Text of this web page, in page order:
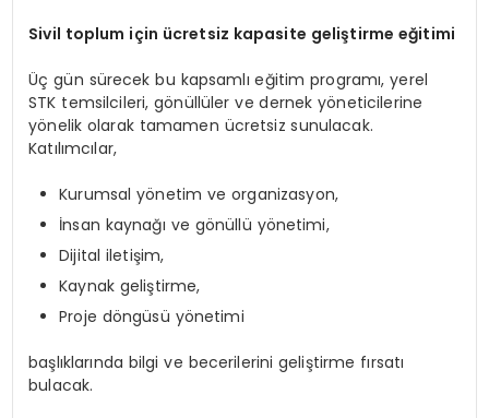
Sivil toplum için ücretsiz kapasite geliştirme eğitimi
Üç gün sürecek bu kapsamlı eğitim programı, yerel
STK temsilcileri, gönüllüler ve dernek yöneticilerine
yönelik olarak tamamen ücretsiz sunulacak.
Katılımcılar,
Kurumsal yönetim ve organizasyon,
İnsan kaynağı ve gönüllü yönetimi,
Dijital iletişim,
Kaynak geliştirme,
Proje döngüsü yönetimi
başlıklarında bilgi ve becerilerini geliştirme fırsatı
bulacak.